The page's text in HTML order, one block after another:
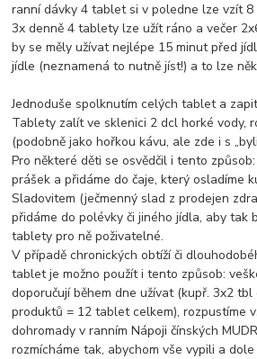
ranní dávky 4 tablet si v poledne lze vzít
3x denně 4 tablety lze užít ráno a večer
by se měly užívat nejlépe 15 minut před
jídle (neznamená to nutně jíst!) a to lze
Jednoduše spolknutím celých tablet a
Tablety zalít ve sklenici 2 dcl horké vody,
(podobně jako hořkou kávu, ale zde i s
Pro některé děti se osvědčil i tento
prášek a přidáme do čaje, který osladíme
Sladovitem (ječmenný slad z prodejen
přidáme do polévky či jiného jídla, aby tak
tablety pro ně poživatelné.
V případě chronických obtíží či
tablet je možno použít i tento způsob:
doporučují během dne užívat (kupř. 3x2
produktů = 12 tablet celkem), rozpustíme
dohromady v ranním Nápoji čínských
rozmícháme tak, abychom vše vypili a dole